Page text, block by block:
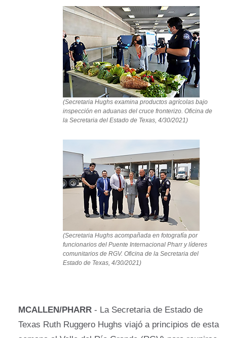
(Secretaria Hughs examina productos agrícolas bajo
inspección en aduanas del cruce fronterizo. Oficina de
la Secretaria del Estado de Texas, 4/30/2021)
(Secretaria Hughs acompañada en fotografía por
funcionarios del Puente Internacional Pharr y líderes
comunitarios de RGV. Oficina de la Secretaria del
Estado de Texas, 4/30/2021)
MCALLEN/PHARR - La Secretaria de Estado de
Texas Ruth Ruggero Hughs viajó a principios de esta